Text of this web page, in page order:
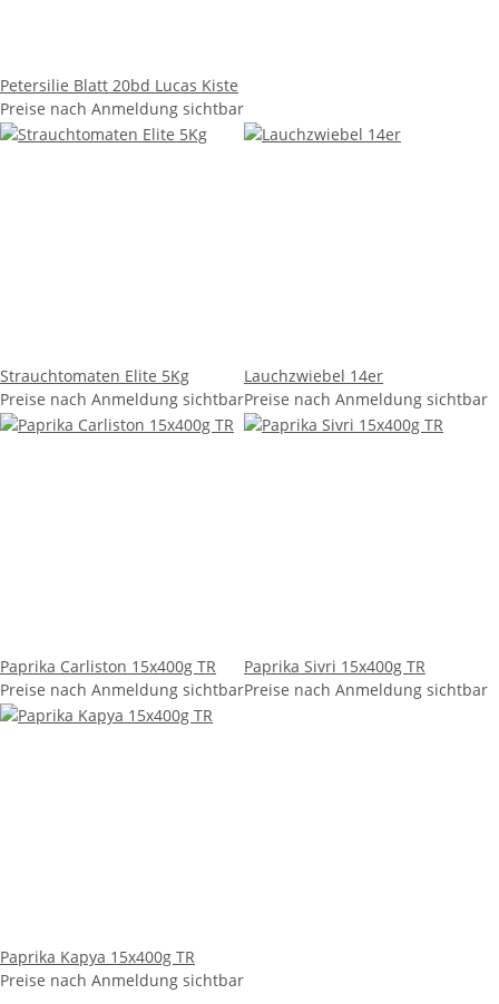
Petersilie Blatt 20bd Lucas Kiste
Preise nach Anmeldung sichtbar
Strauchtomaten Elite 5Kg
Preise nach Anmeldung sichtbar
Lauchzwiebel 14er
Preise nach Anmeldung sichtbar
Paprika Carliston 15x400g TR
Preise nach Anmeldung sichtbar
Paprika Sivri 15x400g TR
Preise nach Anmeldung sichtbar
Paprika Kapya 15x400g TR
Preise nach Anmeldung sichtbar